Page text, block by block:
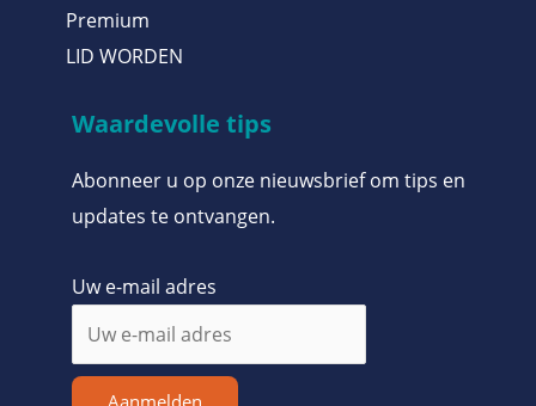
Premium
LID WORDEN
Waardevolle tips
Abonneer u op onze nieuwsbrief om tips en
updates te ontvangen.
Uw e-mail adres
Aanmelden